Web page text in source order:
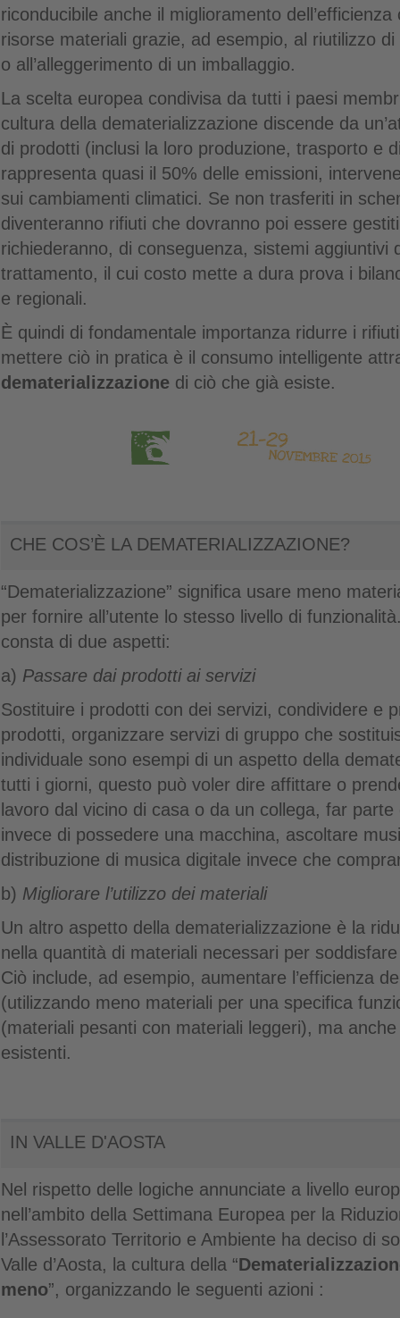
riconducibile anche il miglioramento
risorse materiali grazie, ad esempio, al riutilizzo di
o all’alleggerimento di un imballaggio.
La scelta europea condivisa da tutti i paesi
cultura della dematerializzazione discende da
di prodotti (inclusi la loro produzione, trasporto e
rappresenta quasi il 50% delle emissioni,
sui cambiamenti climatici. Se non trasferiti in
diventeranno rifiuti che dovranno poi essere
richiederanno, di conseguenza, sistemi aggiuntivi
trattamento, il cui costo mette a dura prova i
e regionali.
È quindi di fondamentale importanza ridurre i
mettere ciò in pratica è il consumo intelligente
dematerializzazione di ciò che già esiste.
CHE COS’È LA DEMATERIALIZZAZIONE?
“Dematerializzazione” significa usare meno
per fornire all’utente lo stesso livello di
consta di due aspetti:
a) Passare dai prodotti ai servizi
Sostituire i prodotti con dei servizi, condividere e
prodotti, organizzare servizi di gruppo che
individuale sono esempi di un aspetto della
tutti i giorni, questo può voler dire affittare o
lavoro dal vicino di casa o da un collega, far
invece di possedere una macchina, ascoltare
distribuzione di musica digitale invece che
b) Migliorare l’utilizzo dei materiali
Un altro aspetto della dematerializzazione è la
nella quantità di materiali necessari per
Ciò include, ad esempio, aumentare l’efficienza
(utilizzando meno materiali per una specifica
(materiali pesanti con materiali leggeri), ma
esistenti.
IN VALLE D'AOSTA
Nel rispetto delle logiche annunciate a livello
nell’ambito della Settimana Europea per la
l’Assessorato Territorio e Ambiente ha deciso di
Valle d’Aosta, la cultura della “
meno”, organizzando le seguenti azioni :